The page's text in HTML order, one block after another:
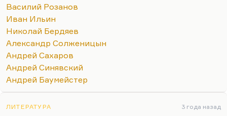
Василий Розанов
Иван Ильин
Николай Бердяев
Александр Солженицын
Андрей Сахаров
Андрей Синявский
Андрей Баумейстер
ЛИТЕРАТУРА 3 года назад